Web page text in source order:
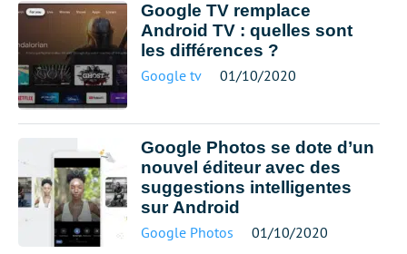
Google TV remplace
Android TV : quelles sont
les différences ?
Google tv 01/10/2020
Google Photos se dote d’un
nouvel éditeur avec des
suggestions intelligentes
sur Android
Google Photos 01/10/2020